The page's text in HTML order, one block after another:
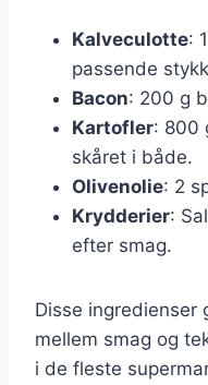
Kalveculotte:
passende
Bacon: 200 g
Kartofler: 800
skåret i både.
Olivenolie: 2
Krydderier:
efter smag.
Disse ingredienser
mellem smag og
i de fleste